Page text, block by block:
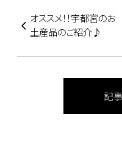
オススメ！！宇都宮のお
土産品のご紹介♪
記